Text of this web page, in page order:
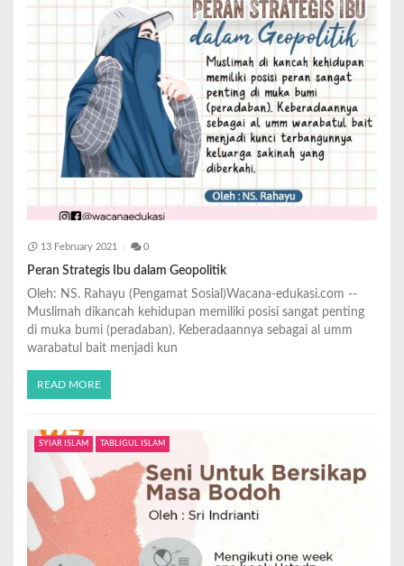
13 February 2021 0
Peran Strategis Ibu dalam Geopolitik
Oleh: NS. Rahayu (Pengamat Sosial)Wacana-edukasi.com --
Muslimah dikancah kehidupan memiliki posisi sangat penting
di muka bumi (peradaban). Keberadaannya sebagai al umm
warabatul bait menjadi kun
READ MORE
SYIAR ISLAM TABLIGUL ISLAM